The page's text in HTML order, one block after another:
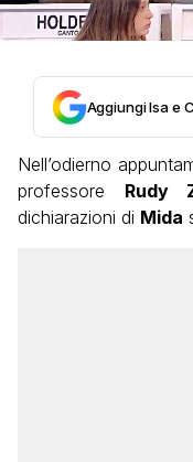
Aggiungi Isa e
Nell’odierno
professore Rudy
dichiarazioni di Mida